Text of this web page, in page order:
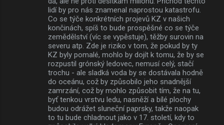
lidí by pro nás znamenal naprostou katastrofu.
Co se týče konkrétních projevů KZ v našich
končinách, spíš to bude prospěšné co se týče
zemědělství (víc se vypěstuje), těžby surovin na
severu atp. Zde je riziko v tom, že pokud by ty
KZ byly pomalé, mohlo by dojít k tomu, že by se
rozpustil grónský ledovec, nemusí celý, stačí
trochu - ale sladká voda by se dostávala hodně
do oceánu, což by způsobilo jeho snadnější
zamrzání, což by mohlo způsobit tím, že na tu,
byť tenkou vrstvu ledu, nasněží a bílé plochy
budou odrážet sluneční paprsky, takže naopak
to tu bude chladnout jako v 17. století, kdy to